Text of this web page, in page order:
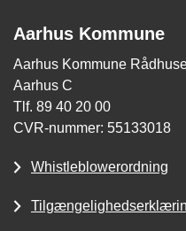
Aarhus Kommune
Aarhus Kommune
Aarhus C
Tlf. 89 40 20 00
CVR-nummer: 55133018
Whistleblowerordning